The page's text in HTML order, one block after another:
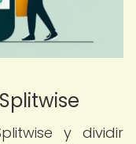
y dividir